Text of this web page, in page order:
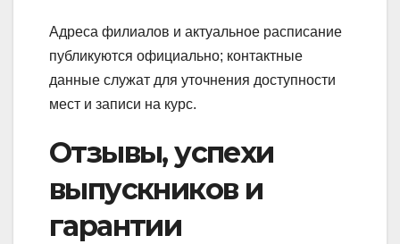
Адреса филиалов и актуальное расписание
публикуются официально; контактные
данные служат для уточнения доступности
мест и записи на курс.
Отзывы, успехи
выпускников и
гарантии